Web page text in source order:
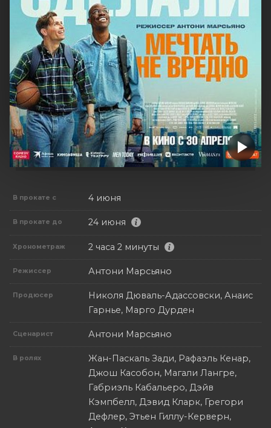
В прокате с 4 июня
В прокате до 24 июня
Хронометраж 2 часа 2 минуты
Режиссер Антони Марсьяно
Продюсер
Николя Дюваль-Адассовски, Анаис
Гарнье, Марго Дурден
Сценарист Антони Марсьяно
В ролях
Жан-Паскаль Зади, Рафаэль Кенар,
Джош Касобон, Магали Лангре,
Габриэль Кабальеро, Дэйв
Кэмпбелл, Дэвид Кларк, Грегори
Дефлер, Этьен Гиллу-Керверн,